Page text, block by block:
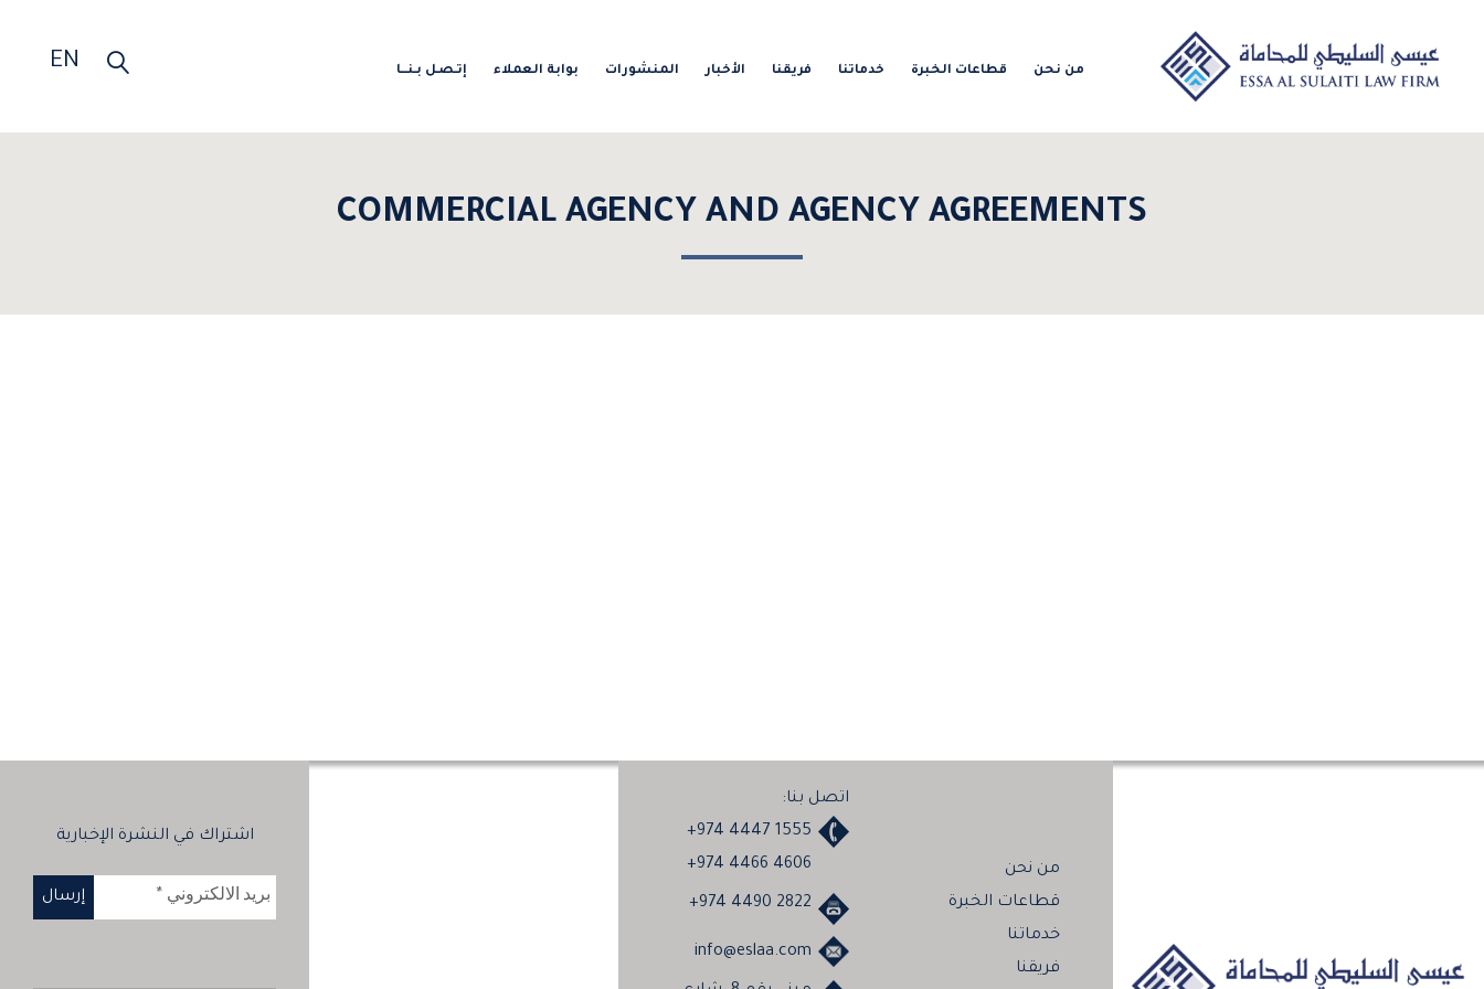
من نحن قطاعات الخبرة خدماتنا فريقنا الأخبار المنشورات بوابة العملاء إتـصـل بـنـــا EN
COMMERCIAL AGENCY AND AGENCY AGREEMENTS
من نحن
قطاعات الخبرة
خدماتنا
فريقنا
اتصل بنا:
+974 4447 1555
+974 4466 4606
+974 4490 2822
info@eslaa.com
اشتراك في النشرة الإخبارية